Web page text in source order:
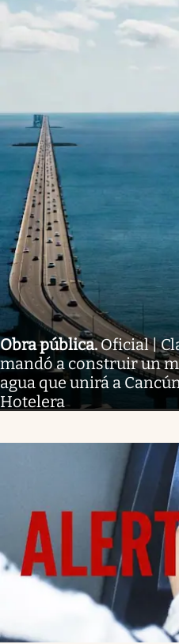
Obra pública.Oficial |
mandó a construir un
agua que unirá a
Hotelera